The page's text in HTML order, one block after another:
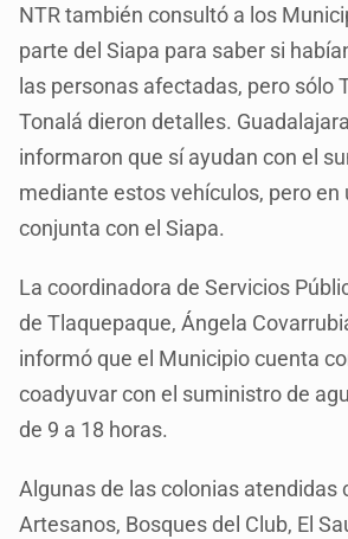
NTR también consultó a los
parte del Siapa para saber si
las personas afectadas, pero sólo
Tonalá dieron detalles.
informaron que sí ayudan con el
mediante estos vehículos, pero en
conjunta con el Siapa.
La coordinadora de Servicios
de Tlaquepaque, Ángela
informó que el Municipio cuenta
coadyuvar con el suministro de
de 9 a 18 horas.
Algunas de las colonias atendidas
Artesanos, Bosques del Club, El